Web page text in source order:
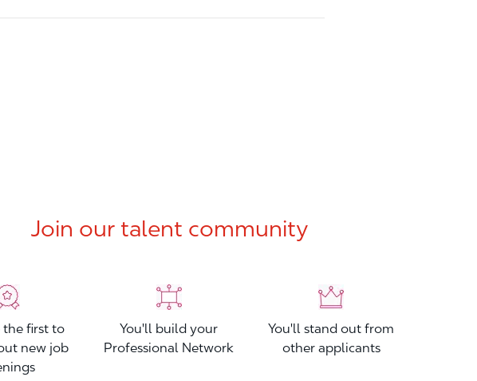
Join our talent community
the first to
new job
You'll build your
Professional Network
You'll stand out from
other applicants